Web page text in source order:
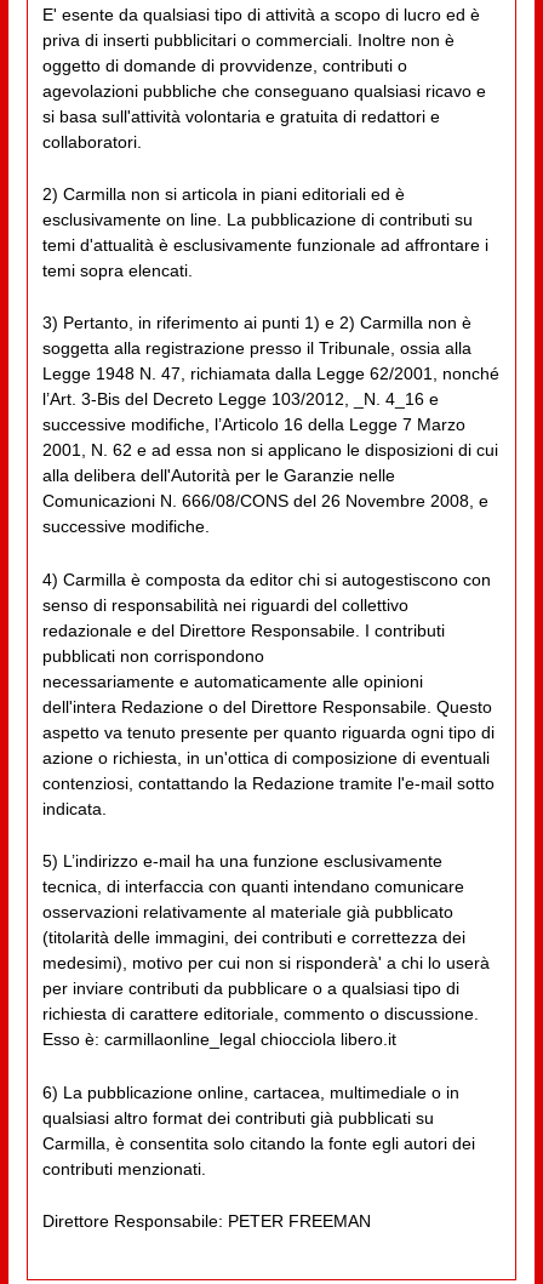
E' esente da qualsiasi tipo di attività a scopo di lucro ed è
priva di inserti pubblicitari o commerciali. Inoltre non è
oggetto di domande di provvidenze, contributi o
agevolazioni pubbliche che conseguano qualsiasi ricavo e
si basa sull'attività volontaria e gratuita di redattori e
collaboratori.
2) Carmilla non si articola in piani editoriali ed è
esclusivamente on line. La pubblicazione di contributi su
temi d'attualità è esclusivamente funzionale ad affrontare i
temi sopra elencati.
3) Pertanto, in riferimento ai punti 1) e 2) Carmilla non è
soggetta alla registrazione presso il Tribunale, ossia alla
Legge 1948 N. 47, richiamata dalla Legge 62/2001, nonché
l’Art. 3-Bis del Decreto Legge 103/2012, _N. 4_16 e
successive modifiche, l’Articolo 16 della Legge 7 Marzo
2001, N. 62 e ad essa non si applicano le disposizioni di cui
alla delibera dell'Autorità per le Garanzie nelle
Comunicazioni N. 666/08/CONS del 26 Novembre 2008, e
successive modifiche.
4) Carmilla è composta da editor chi si autogestiscono con
senso di responsabilità nei riguardi del collettivo
redazionale e del Direttore Responsabile. I contributi
pubblicati non corrispondono
necessariamente e automaticamente alle opinioni
dell'intera Redazione o del Direttore Responsabile. Questo
aspetto va tenuto presente per quanto riguarda ogni tipo di
azione o richiesta, in un'ottica di composizione di eventuali
contenziosi, contattando la Redazione tramite l'e-mail sotto
indicata.
5) L’indirizzo e-mail ha una funzione esclusivamente
tecnica, di interfaccia con quanti intendano comunicare
osservazioni relativamente al materiale già pubblicato
(titolarità delle immagini, dei contributi e correttezza dei
medesimi), motivo per cui non si risponderà' a chi lo userà
per inviare contributi da pubblicare o a qualsiasi tipo di
richiesta di carattere editoriale, commento o discussione.
Esso è: carmillaonline_legal chiocciola libero.it
6) La pubblicazione online, cartacea, multimediale o in
qualsiasi altro format dei contributi già pubblicati su
Carmilla, è consentita solo citando la fonte egli autori dei
contributi menzionati.
Direttore Responsabile: PETER FREEMAN